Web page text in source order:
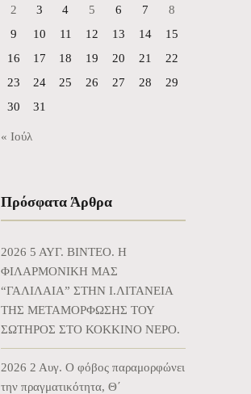
2 3 4 5 6 7
8
9
10 11 12 13 14
15
16
17 18 19 20 21
22
23
24 25 26 27 28
29
30
31
« Ιούλ
Πρόσφατα Άρθρα
2026 5 ΑΥΓ. BINTEO. Η
ΦΙΛΑΡΜΟΝΙΚΗ ΜΑΣ
“ΓΑΛΙΛΑΙΑ” ΣΤΗΝ Ι.ΛΙΤΑΝΕΙΑ
ΤΗΣ ΜΕΤΑΜΟΡΦΩΣΗΣ ΤΟΥ
ΣΩΤΗΡΟΣ ΣΤΟ ΚΟΚΚΙΝΟ ΝΕΡΟ.
2026 2 Αυγ. Ο φόβος παραμορφώνει
την πραγματικότητα, Θ΄